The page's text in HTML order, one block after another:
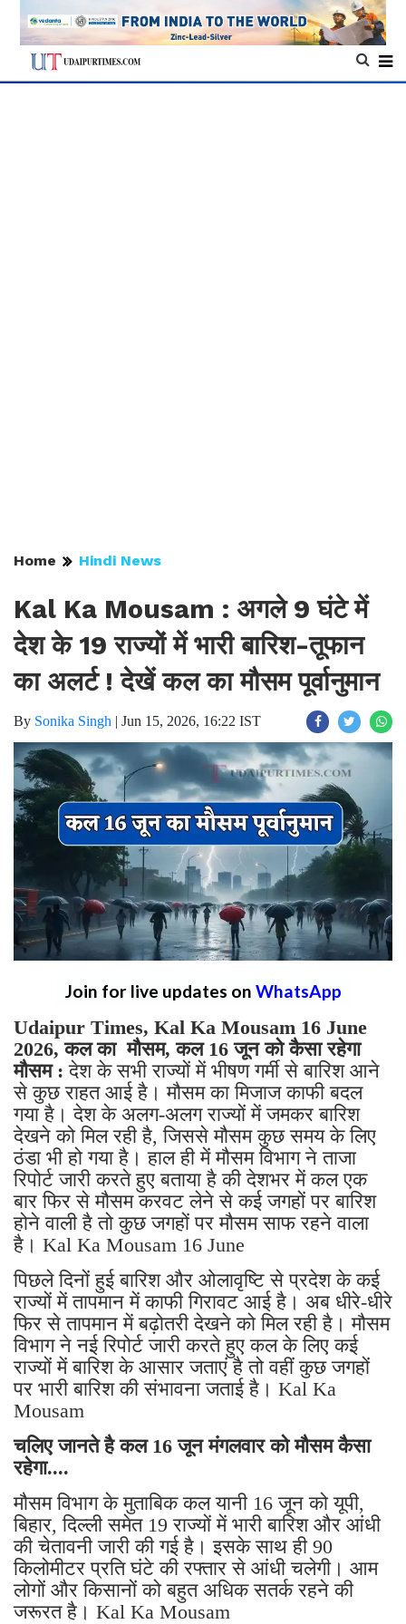
Home Hindi News
Kal Ka Mousam : अगले 9 घंटे में
देश के 19 राज्यों में भारी बारिश-तूफान
का अलर्ट ! देखें कल का मौसम पूर्वानुमान
By Sonika Singh | Jun 15, 2026, 16:22 IST
Join for live updates on WhatsApp
Udaipur Times, Kal Ka Mousam 16 June
2026, कल का मौसम, कल 16 जून को कैसा रहेगा
मौसम :देश के सभी राज्यों में भीषण गर्मी से बारिश आने
से कुछ राहत आई है। मौसम का मिजाज काफी बदल
गया है। देश के अलग-अलग राज्यों में जमकर बारिश
देखने को मिल रही है, जिससे मौसम कुछ समय के लिए
ठंडा भी हो गया है। हाल ही में मौसम विभाग ने ताजा
रिपोर्ट जारी करते हुए बताया है की देशभर में कल एक
बार फिर से मौसम करवट लेने से कई जगहों पर बारिश
होने वाली है तो कुछ जगहों पर मौसम साफ रहने वाला
है। Kal Ka Mousam 16 June
पिछले दिनों हुई बारिश और ओलावृष्टि से प्रदेश के कई
राज्यों में तापमान में काफी गिरावट आई है। अब धीरे-धीरे
फिर से तापमान में बढ़ोतरी देखने को मिल रही है। मौसम
विभाग ने नई रिपोर्ट जारी करते हुए कल के लिए कई
राज्यों में बारिश के आसार जताएं है तो वहीं कुछ जगहों
पर भारी बारिश की संभावना जताई है। Kal Ka
Mousam
चलिए जानते है कल 16 जून मंगलवार को मौसम कैसा
रहेगा....
मौसम विभाग के मुताबिक कल यानी 16 जून को यूपी,
बिहार, दिल्ली समेत 19 राज्यों में भारी बारिश और आंधी
की चेतावनी जारी की गई है। इसके साथ ही 90
किलोमीटर प्रति घंटे की रफ्तार से आंधी चलेगी। आम
लोगों और किसानों को बहुत अधिक सतर्क रहने की
जरूरत है। Kal Ka Mousam